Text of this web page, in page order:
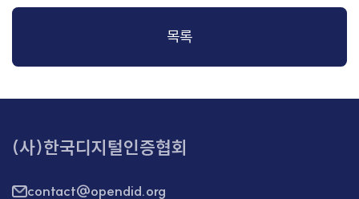
목록
(사)한국디지털인증협회
contact@opendid.org